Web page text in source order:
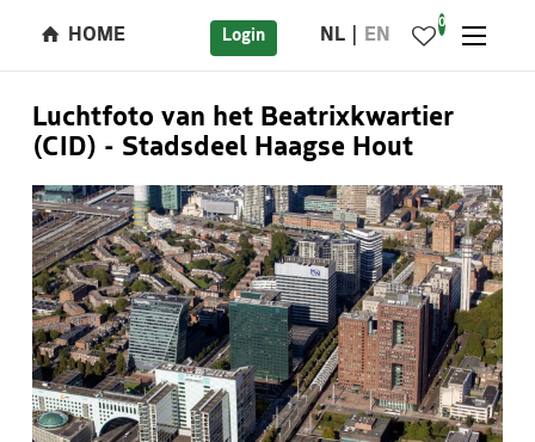
HOME Login NL EN
0
Luchtfoto van het Beatrixkwartier
(CID) - Stadsdeel Haagse Hout